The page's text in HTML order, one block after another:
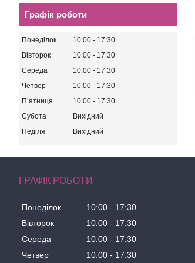
Графік роботи
Понеділок 10:00
17:30
Вівторок
10:00
17:30
Середа
10:00
17:30
Четвер
10:00
17:30
Пʼятниця
10:00
17:30
Субота
Вихідний
Неділя
Вихідний
ГРАФІК РОБОТИ
Понеділок 10:00
17:30
Вівторок
10:00
17:30
Середа
10:00
17:30
Четвер
10:00 17:30